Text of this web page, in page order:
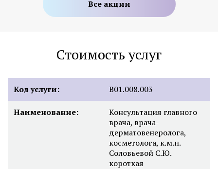
Все акции
Стоимость услуг
Код услуги: B01.008.003
Наименование:
Консультация главного
врача, врача-
дерматовенеролога,
косметолога, к.м.н.
Соловьевой С.Ю.
короткая